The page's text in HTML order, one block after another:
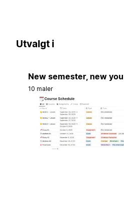
Utvalgt i
New semester, new you
10 maler